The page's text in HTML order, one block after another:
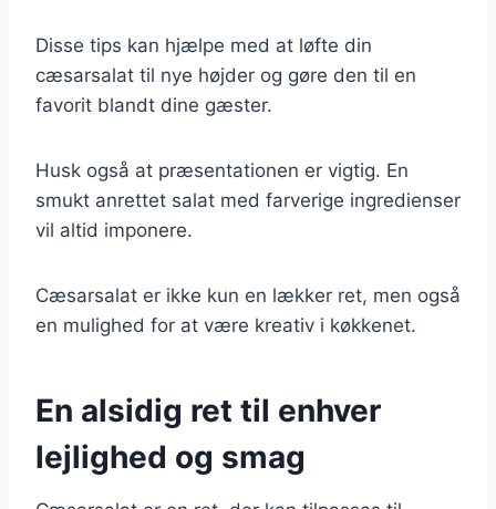
Disse tips kan hjælpe med at løfte din
cæsarsalat til nye højder og gøre den til en
favorit blandt dine gæster.
Husk også at præsentationen er vigtig. En
smukt anrettet salat med farverige ingredienser
vil altid imponere.
Cæsarsalat er ikke kun en lækker ret, men også
en mulighed for at være kreativ i køkkenet.
En alsidig ret til enhver
lejlighed og smag